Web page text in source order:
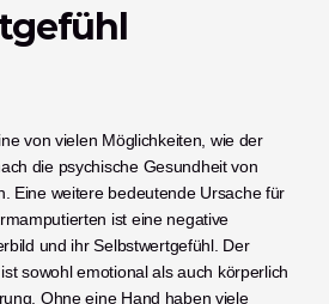
von vielen Möglichkeiten, wie der
die psychische Gesundheit von
Eine weitere bedeutende Ursache für
ist eine negative
und ihr Selbstwertgefühl. Der
sowohl emotional als auch körperlich
Ohne eine Hand haben viele